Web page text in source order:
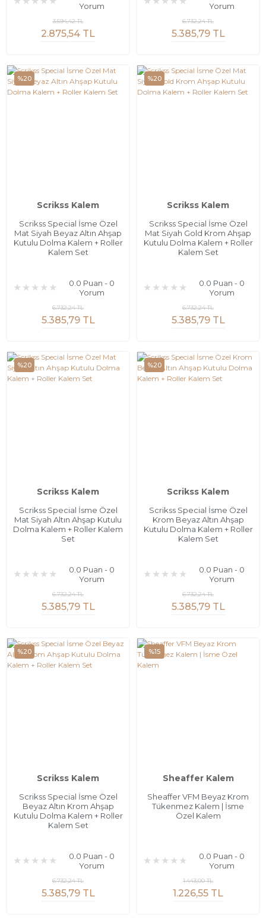
Yorum
2.875,54 TL
3.594,42 TL
Yorum
5.385,79 TL
6.732,24 TL
%20
Scrikss Kalem
Scrikss Special İsme Özel
Mat Siyah Beyaz Altın Ahşap
Kutulu Dolma Kalem + Roller
Kalem Set
0.0 Puan - 0
Yorum
5.385,79 TL
6.732,24 TL
%20
Scrikss Kalem
Scrikss Special İsme Özel
Mat Siyah Gold Krom Ahşap
Kutulu Dolma Kalem + Roller
Kalem Set
0.0 Puan - 0
Yorum
5.385,79 TL
6.732,24 TL
%20
Scrikss Kalem
Scrikss Special İsme Özel
Mat Siyah Altın Ahşap Kutulu
Dolma Kalem + Roller Kalem
Set
0.0 Puan - 0
Yorum
5.385,79 TL
6.732,24 TL
%20
Scrikss Kalem
Scrikss Special İsme Özel
Krom Beyaz Altın Ahşap
Kutulu Dolma Kalem + Roller
Kalem Set
0.0 Puan - 0
Yorum
5.385,79 TL
6.732,24 TL
%20
Scrikss Kalem
Scrikss Special İsme Özel
Beyaz Altın Krom Ahşap
Kutulu Dolma Kalem + Roller
Kalem Set
0.0 Puan - 0
Yorum
5.385,79 TL
6.732,24 TL
%15
Sheaffer Kalem
Sheaffer VFM Beyaz Krom
Tükenmez Kalem | İsme
Özel Kalem
0.0 Puan - 0
Yorum
1.226,55 TL
1.443,00 TL